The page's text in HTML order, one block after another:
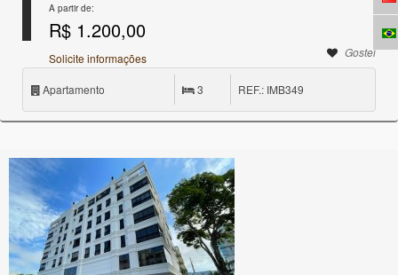
A partir de:
R$ 1.200,00
Gostei
Solicite informações
Apartamento 3 REF.: IMB349